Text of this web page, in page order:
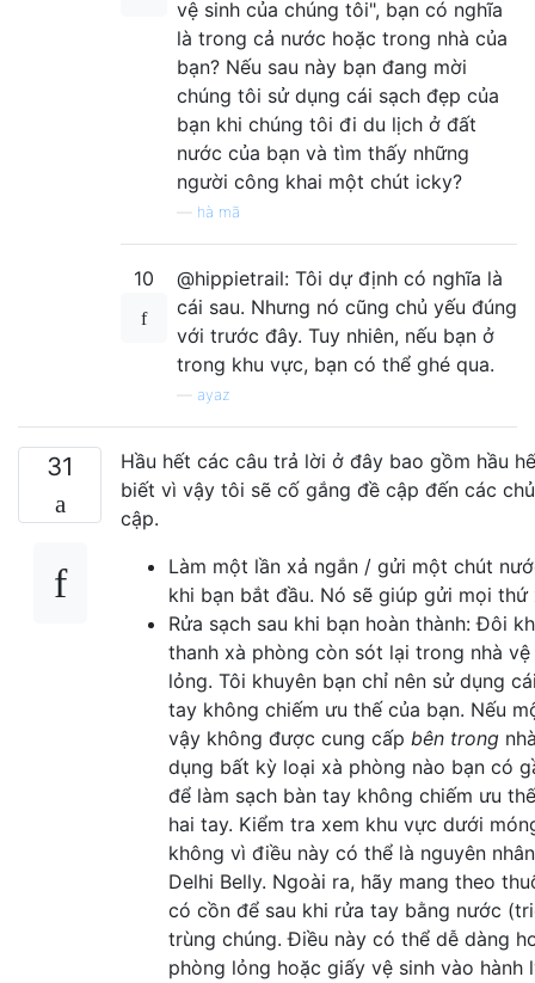
vệ sinh của chúng tôi", bạn có nghĩa
là trong cả nước hoặc trong nhà của
bạn? Nếu sau này bạn đang mời
chúng tôi sử dụng cái sạch đẹp của
bạn khi chúng tôi đi du lịch ở đất
nước của bạn và tìm thấy những
người công khai một chút icky?
hà mã
10
@hippietrail: Tôi dự định có nghĩa là
cái sau. Nhưng nó cũng chủ yếu đúng
với trước đây. Tuy nhiên, nếu bạn ở
trong khu vực, bạn có thể ghé qua.
ayaz
31
Hầu hết các câu trả lời ở đây bao gồm hầu
biết vì vậy tôi sẽ cố gắng đề cập đến các
cập.
Làm một lần xả ngắn / gửi một chút
khi bạn bắt đầu. Nó sẽ giúp gửi mọi thứ
Rửa sạch sau khi bạn hoàn thành: Đôi
thanh xà phòng còn sót lại trong nhà
lỏng. Tôi khuyên bạn chỉ nên sử dụng
tay không chiếm ưu thế của bạn. Nếu
vậy không được cung cấp bên trong
dụng bất kỳ loại xà phòng nào bạn có
để làm sạch bàn tay không chiếm ưu
hai tay. Kiểm tra xem khu vực dưới
không vì điều này có thể là nguyên
Delhi Belly. Ngoài ra, hãy mang theo
có cồn để sau khi rửa tay bằng nước
trùng chúng. Điều này có thể dễ dàng
phòng lỏng hoặc giấy vệ sinh vào hành